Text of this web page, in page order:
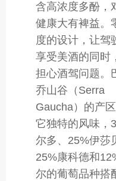
含高浓度多酚，
健康大有裨益。
度的设计，让驾
享受美酒的同时
担心酒驾问题。
乔山谷（Serra
Gaucha）的产
它独特的风味，
尔多、25%伊莎
25%康科德和
尔的葡萄品种搭